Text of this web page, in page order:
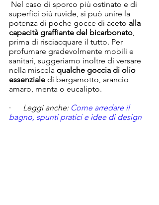
superfici più ruvide, si può unire la
potenza di poche gocce di aceto alla
capacità graffiante del bicarbonato,
prima di risciacquare il tutto. Per
profumare gradevolmente mobili e
sanitari, suggeriamo inoltre di versare
nella miscela qualche goccia di olio
essenziale di bergamotto, arancio
amaro, menta o eucalipto.
· Leggi anche: Come arredare il
bagno, spunti pratici e idee di design